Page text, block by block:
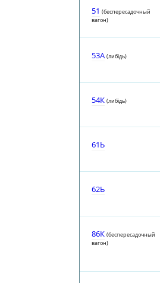
51 (беспересадочный
вагон)
53A (либiдь)
54К (либiдь)
61Ь
62Ь
86К (беспересадочный
вагон)